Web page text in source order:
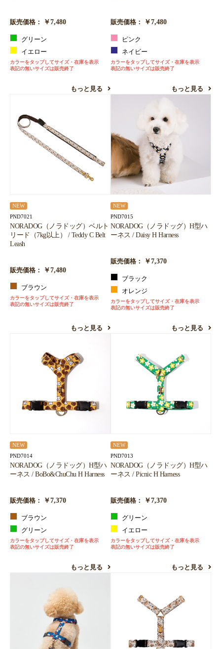
販売価格： ￥7,480
グリーン
イエロー
カラーをタップしてサイズ・在庫を表示
表記の無いサイズは販売終了
もっと見る
販売価格： ￥7,480
ピンク
ネイビー
カラーをタップしてサイズ・在庫を表示
表記の無いサイズは販売終了
もっと見る
NEW
PND7021
NORADOG（ノラドッグ）ベルト
リード（7kg以上） / Teddy C Belt
Leash
販売価格： ￥7,480
ブラウン
カラーをタップしてサイズ・在庫を表示
表記の無いサイズは販売終了
もっと見る
NEW
PND7015
NORADOG（ノラドッグ）H型ハ
ーネス / Daisy H Harness
販売価格： ￥7,370
ブラック
オレンジ
カラーをタップしてサイズ・在庫を表示
表記の無いサイズは販売終了
もっと見る
NEW
PND7014
NORADOG（ノラドッグ）H型ハ
ーネス / BoBo&ChuChu H Harness
販売価格： ￥7,370
ブラウン
グリーン
カラーをタップしてサイズ・在庫を表示
表記の無いサイズは販売終了
もっと見る
NEW
PND7013
NORADOG（ノラドッグ）H型ハ
ーネス / Picnic H Harness
販売価格： ￥7,370
グリーン
イエロー
カラーをタップしてサイズ・在庫を表示
表記の無いサイズは販売終了
もっと見る